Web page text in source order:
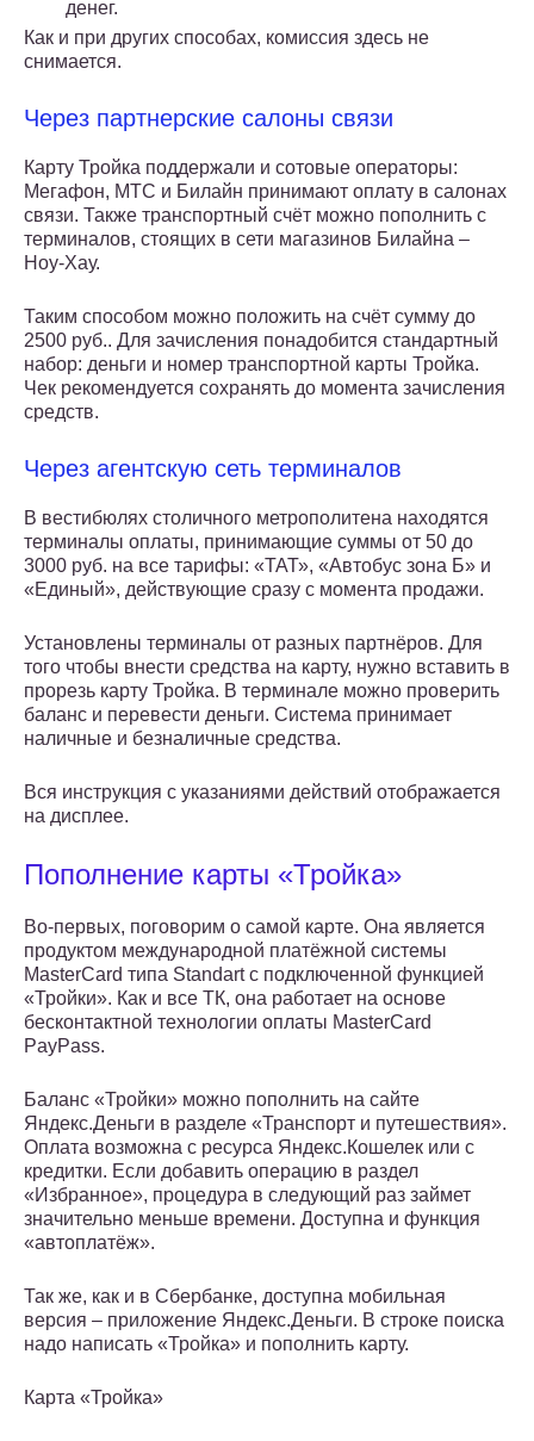
денег.
Как и при других способах, комиссия здесь не
снимается.
Через партнерские салоны связи
Карту Тройка поддержали и сотовые операторы:
Мегафон, МТС и Билайн принимают оплату в салонах
связи. Также транспортный счёт можно пополнить с
терминалов, стоящих в сети магазинов Билайна –
Ноу-Хау.
Таким способом можно положить на счёт сумму до
2500 руб.. Для зачисления понадобится стандартный
набор: деньги и номер транспортной карты Тройка.
Чек рекомендуется сохранять до момента зачисления
средств.
Через агентскую сеть терминалов
В вестибюлях столичного метрополитена находятся
терминалы оплаты, принимающие суммы от 50 до
3000 руб. на все тарифы: «ТАТ», «Автобус зона Б» и
«Единый», действующие сразу с момента продажи.
Установлены терминалы от разных партнёров. Для
того чтобы внести средства на карту, нужно вставить в
прорезь карту Тройка. В терминале можно проверить
баланс и перевести деньги. Система принимает
наличные и безналичные средства.
Вся инструкция с указаниями действий отображается
на дисплее.
Пополнение карты «Тройка»
Во-первых, поговорим о самой карте. Она является
продуктом международной платёжной системы
MasterCard типа Standart с подключенной функцией
«Тройки». Как и все ТК, она работает на основе
бесконтактной технологии оплаты MasterCard
PayPass.
Баланс «Тройки» можно пополнить на сайте
Яндекс.Деньги в разделе «Транспорт и путешествия».
Оплата возможна с ресурса Яндекс.Кошелек или с
кредитки. Если добавить операцию в раздел
«Избранное», процедура в следующий раз займет
значительно меньше времени. Доступна и функция
«автоплатёж».
Так же, как и в Сбербанке, доступна мобильная
версия – приложение Яндекс.Деньги. В строке поиска
надо написать «Тройка» и пополнить карту.
Карта «Тройка»